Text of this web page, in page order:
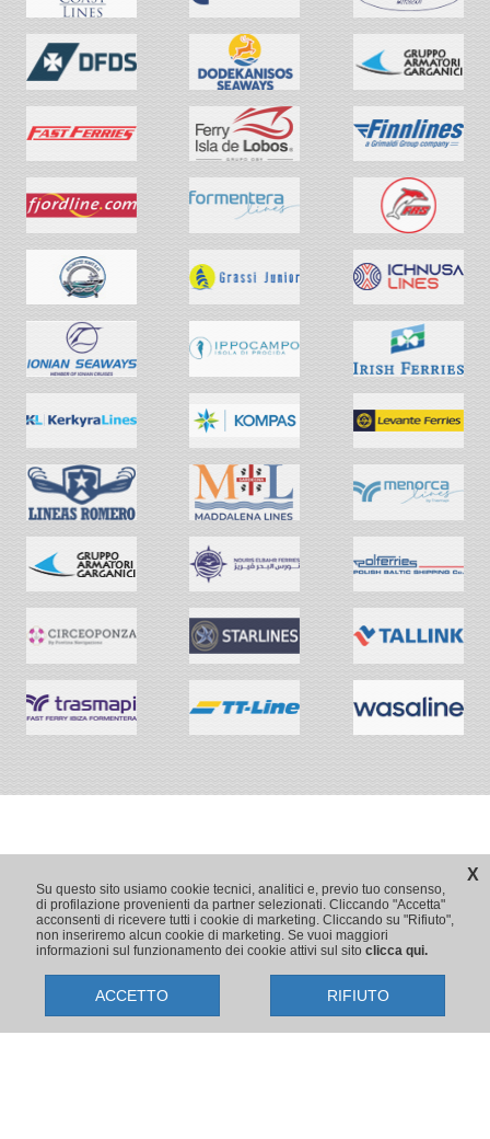
X
Su questo sito usiamo cookie tecnici, analitici e, previo tuo consenso,
di profilazione provenienti da partner selezionati. Cliccando "Accetta"
acconsenti di ricevere tutti i cookie di marketing. Cliccando su "Rifiuto",
non inseriremo alcun cookie di marketing. Se vuoi maggiori
informazioni sul funzionamento dei cookie attivi sul sito clicca qui.
ACCETTO RIFIUTO